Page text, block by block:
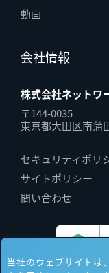
動画
会社情報
株式会社ネットワ
〒144-0035
東京都大田区南蒲
セキュリティポリ
サイトポリシー
問い合わせ
当社のウェブサイトは